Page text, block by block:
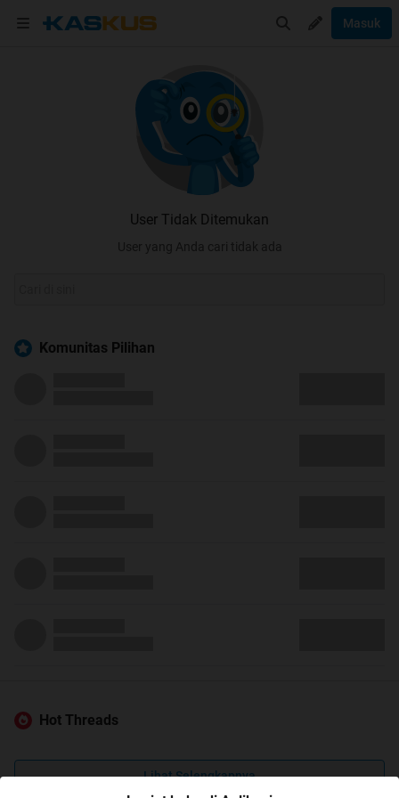
Masuk
User Tidak Ditemukan
User yang Anda cari tidak ada
Komunitas Pilihan
Hot Threads
Lihat Selengkapnya